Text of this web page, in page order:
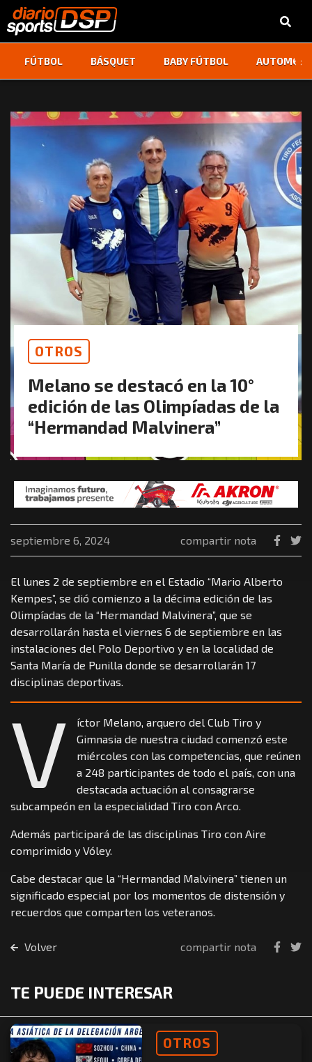
FÚTBOL BÁSQUET BABY FÚTBOL ‹ ›
OTROS
Melano se destacó en la 10°
edición de las Olimpíadas de la
“Hermandad Malvinera”
septiembre 6, 2024 compartir nota
El lunes 2 de septiembre en el Estadio “Mario Alberto
Kempes”, se dió comienzo a la décima edición de las
Olimpíadas de la “Hermandad Malvinera”, que se
desarrollarán hasta el viernes 6 de septiembre en las
instalaciones del Polo Deportivo y en la localidad de
Santa María de Punilla donde se desarrollarán 17
disciplinas deportivas.
V
íctor Melano, arquero del Club Tiro y
Gimnasia de nuestra ciudad comenzó este
miércoles con las competencias, que reúnen
a 248 participantes de todo el país, con una
destacada actuación al consagrarse
subcampeón en la especialidad Tiro con Arco.
Además participará de las disciplinas Tiro con Aire
comprimido y Vóley.
Cabe destacar que la “Hermandad Malvinera” tienen un
significado especial por los momentos de distensión y
recuerdos que comparten los veteranos.
Volver compartir nota
TE PUEDE INTERESAR
OTROS